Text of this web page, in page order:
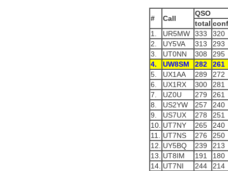
# Call
QSO
total
1.
UR5MW 333
320
2.
UY5VA 313
293
3.
UT0NN 308
295
4.
UW8SM 282
261
5.
UX1AA 289
272
6.
UX1RX 300
281
7.
UZ0U 279
261
8.
US2YW 257
240
9.
US7UX 278
251
10. UT7NY 265
240
11.
UT7NS 276
250
12.
UY5BQ 239
213
13.
UT8IM 191
180
14. UT7NI 244
214